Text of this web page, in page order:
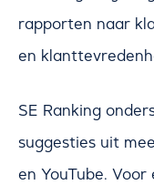
rapporten naar
en
SE Ranking
suggesties uit
en YouTube.